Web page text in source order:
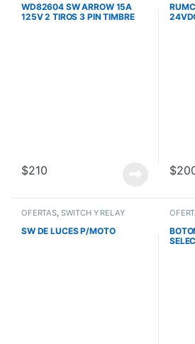
WD82604 SW ARROW 15A
125V 2 TIROS 3 PIN TIMBRE
$210 $
OFERTAS, SWITCH Y RELAY
SW DE LUCES P/MOTO